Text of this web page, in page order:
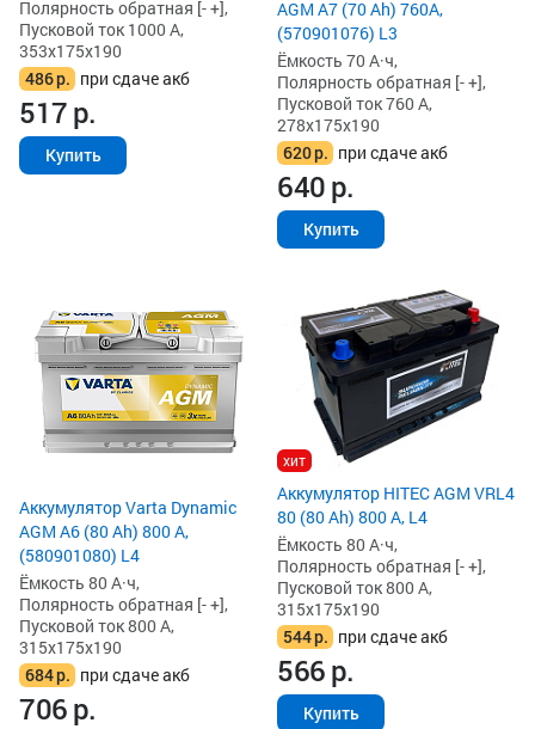
Полярность обратная [- +],
Пусковой ток 1000 А,
353x175x190
486р. при сдаче акб
517р.
Купить
AGM A7 (70 Ah) 760A,
(570901076) L3
Ёмкость 70 А·ч,
Полярность обратная [- +],
Пусковой ток 760 А,
278x175x190
620р. при сдаче акб
640р.
Купить
Аккумулятор Varta Dynamic
AGM A6 (80 Ah) 800 А,
(580901080) L4
Ёмкость 80 А·ч,
Полярность обратная [- +],
Пусковой ток 800 А,
315x175x190
684р. при сдаче акб
706р.
хит
Аккумулятор HITEC AGM VRL4
80 (80 Ah) 800 А, L4
Ёмкость 80 А·ч,
Полярность обратная [- +],
Пусковой ток 800 А,
315x175x190
544р. при сдаче акб
566р.
Купить